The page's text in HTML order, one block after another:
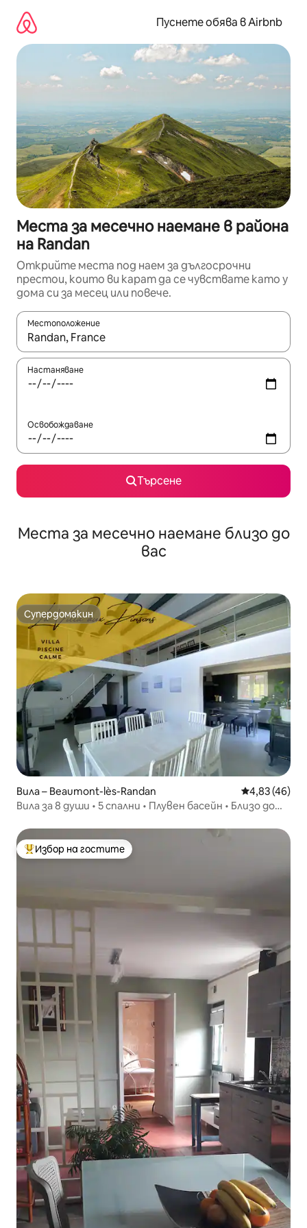
съдържанието
Пуснете обява в Airbnb
Места за месечно наемане в района
на Randan
Открийте места под наем за дългосрочни
престои, които ви карат да се чувствате като у
дома си за месец или повече.
Местоположение
Когато резултатите се покажат, използвайте
Настаняване
Освобождаване
Търсене
Места за месечно наемане близо до
вас
Супердомакин
Супердомакин
Вила – Beaumont-lès-Randan Средна
4,83 (46)
Вила за 8 души • 5 спални • Плувен басейн • Близо до
Най-популярен избор на гостите
Избор на гостите